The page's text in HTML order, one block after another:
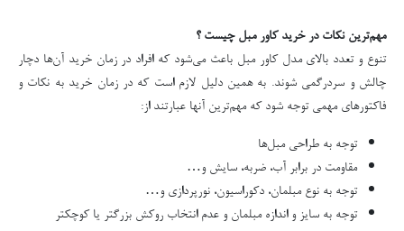
مهم‌ترین نکات در خرید کاور مبل چیست ؟
تنوع و تعدد بالای مدل کاور مبل باعث می‌شود که افراد در زمان خرید آن‌ها دچار
چالش و سردرگمی شوند. به همین دلیل لازم است که در زمان خرید به نکات و
فاکتورهای مهمی توجه شود که مهم‌ترین آنها عبارتند از:
توجه به طراحی مبل‌ها
مقاومت در برابر آب، ضربه، سایش و…
توجه به نوع مبلمان، دکوراسیون، نورپردازی و…
توجه به سایز و اندازه مبلمان و عدم انتخاب روکش بزرگتر یا کوچکتر